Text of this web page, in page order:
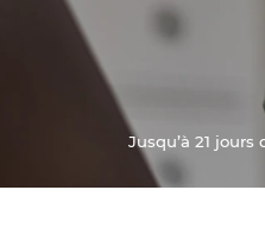
Jusqu’à 21